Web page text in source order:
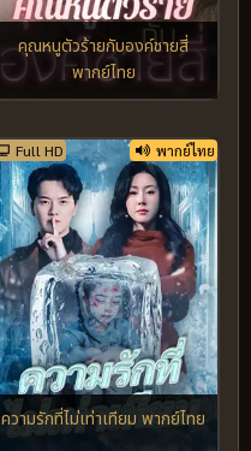
คุณหนูตัวร้ายกับองค์ชายสี่
พากย์ไทย
Full HD พากย์ไทย
ความรักที่ไม่เท่าเทียม พากย์ไทย